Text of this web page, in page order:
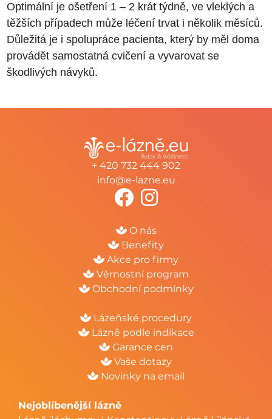
Optimální je ošetření 1 – 2 krát týdně, ve vleklých a
těžších případech může léčení trvat i několik měsíců.
Důležitá je i spolupráce pacienta, který by měl doma
provádět samostatná cvičení a vyvarovat se
škodlivých návyků.
+ 420 732 444 902
info@e-lazne.eu
O nás
Benefity
Akce pro firmy
Věrnostní program
Obchodní podmínky
Lázeňské procedury
Lázně podle indikace
Garance cen
Vaše dotazy
Novinky na email
Nejoblíbenější lázně